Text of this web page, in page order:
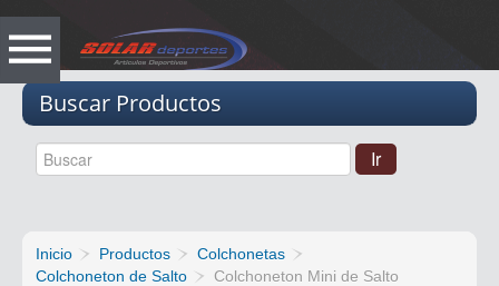
Buscar Productos
Inicio Productos
Colchonetas
Colchoneton de Salto
Colchoneton Mini de Salto